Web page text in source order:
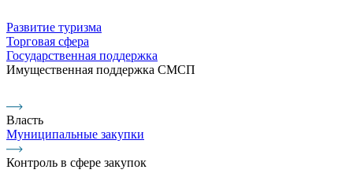
Развитие туризма
Торговая сфера
Государственная поддержка
Имущественная поддержка СМСП
Власть
Муниципальные закупки
Контроль в сфере закупок